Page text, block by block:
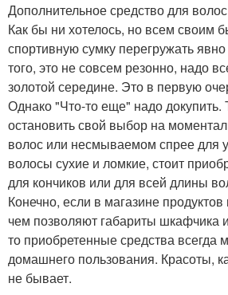
Дополнительное средство для
Как бы ни хотелось, но всем своим
спортивную сумку перегружать
того, это не совсем резонно, надо
золотой середине. Это в первую
Однако "Что-то еще" надо докупить.
остановить свой выбор на
волос или несмываемом спрее для
волосы сухие и ломкие, стоит
для кончиков или для всей длины
Конечно, если в магазине
чем позволяют габариты шкафчика
то приобретенные средства всегда
домашнего пользования. Красоты,
не бывает.